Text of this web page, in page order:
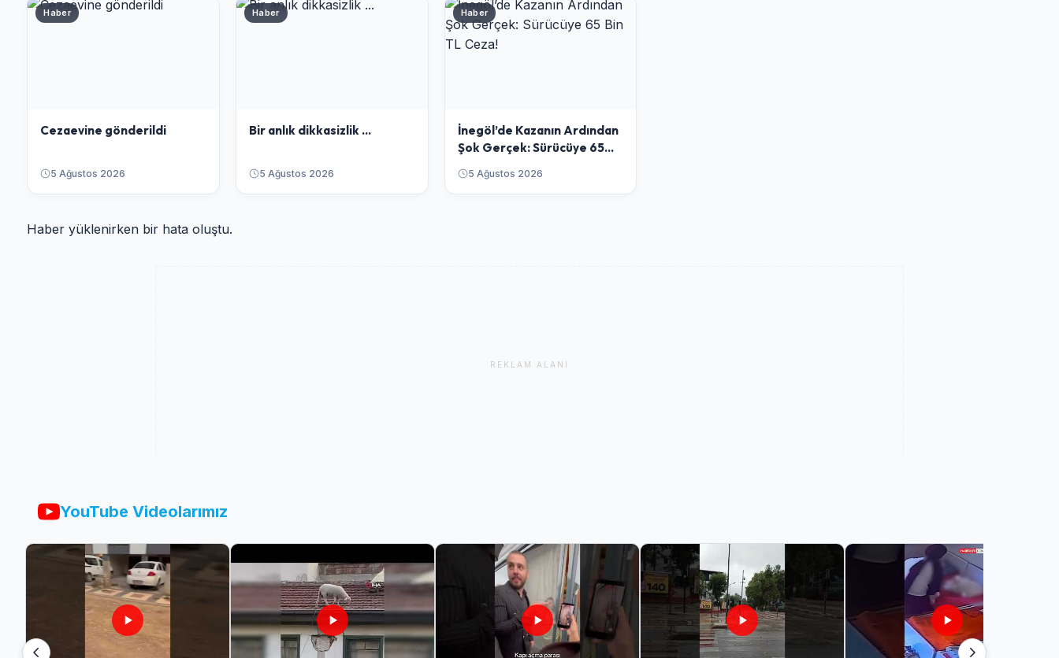
Haber
Cezaevine gönderildi
5 Ağustos 2026
Haber
Bir anlık dikkasizlik ...
5 Ağustos 2026
Haber
​İnegöl’de Kazanın Ardından
Şok Gerçek: Sürücüye 65
Bin TL Ceza!
5 Ağustos 2026
Haber yüklenirken bir hata oluştu.
REKLAM ALANI
YouTube Videolarımız